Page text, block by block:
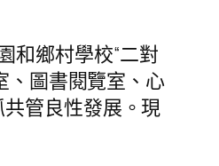
和鄉村學校“二對
、圖書閱覽室、心
管良性發展。現